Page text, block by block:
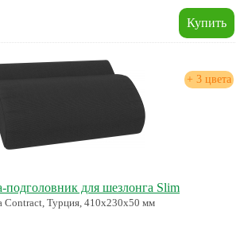
+ 3 цвета
для шезлонга Slim
Contract, Турция, 410х230х50 мм